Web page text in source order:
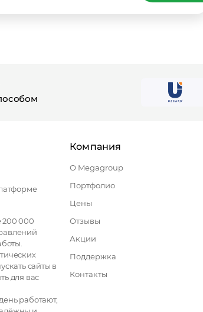
200 000
сайты в
для вас
работают,
Компания
О Megagroup
Портфолио
Цены
Отзывы
Акции
Поддержка
Контакты